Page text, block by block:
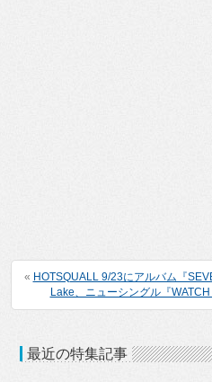
« HOTSQUALL 9/23にアルバム『
Lake、ニューシングル『
最近の特集記事